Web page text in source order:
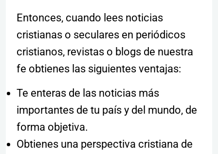
Entonces, cuando lees noticias
cristianas o seculares en periódicos
cristianos, revistas o blogs de nuestra
fe obtienes las siguientes ventajas:
Te enteras de las noticias más
importantes de tu país y del mundo, de
forma objetiva.
Obtienes una perspectiva cristiana de